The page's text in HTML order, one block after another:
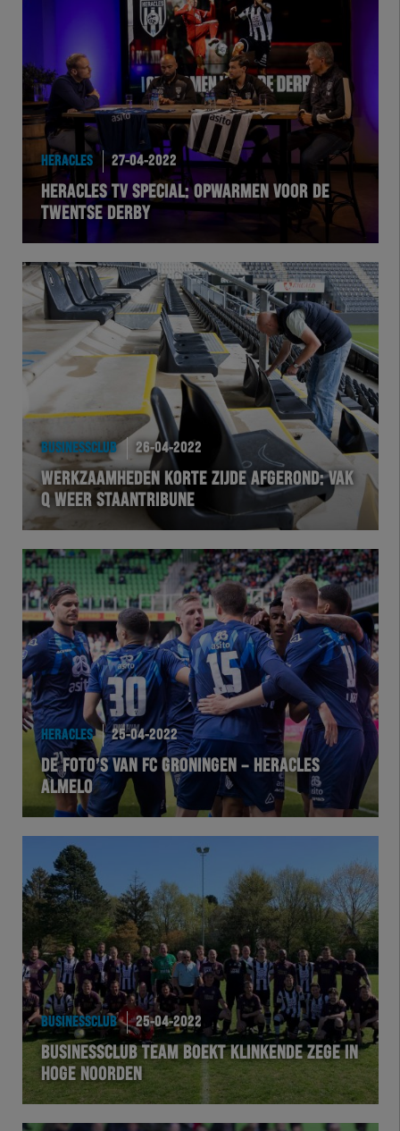
HERVOL
HEREXC
EXCHER
HERTEL
Natuurgras
Wedstrijd
Heracles
BusinessClub
Foundation
Herakids
Team Zwart Wit
Futsal
eSports
Academie
HERACLES 27-04-2022
HERACLES TV SPECIAL: OPWARMEN VOOR DE
TWENTSE DERBY
BUSINESSCLUB 26-04-2022
WERKZAAMHEDEN KORTE ZIJDE AFGEROND: VAK
Q WEER STAANTRIBUNE
HERACLES 25-04-2022
DE FOTO’S VAN FC GRONINGEN – HERACLES
ALMELO
BUSINESSCLUB 25-04-2022
BUSINESSCLUB TEAM BOEKT KLINKENDE ZEGE IN
HOGE NOORDEN